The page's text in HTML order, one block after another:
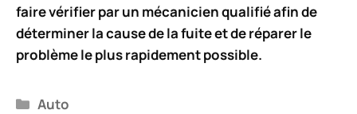
faire vérifier par un mécanicien qualifié afin de
déterminer la cause de la fuite et de réparer le
problème le plus rapidement possible.
Catégories
Auto